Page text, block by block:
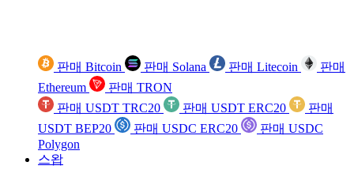
판매 Bitcoin 판매 Solana 판매 Litecoin
판매
Ethereum
판매 TRON
판매 USDT TRC20
판매 USDT ERC20
판매
USDT BEP20
판매 USDC ERC20
판매 USDC
Polygon
스왑